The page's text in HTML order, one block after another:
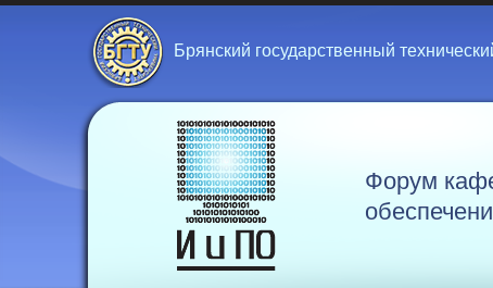
Брянский государственный
Форум